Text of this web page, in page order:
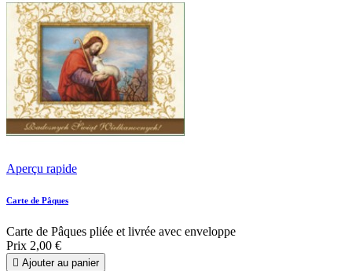
Aperçu rapide
Carte de Pâques
Carte de Pâques pliée et livrée avec enveloppe
Prix 2,00 €
 Ajouter au panier